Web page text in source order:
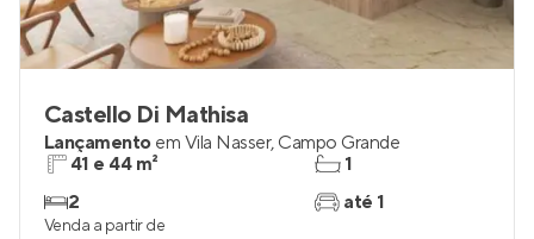
Castello Di Mathisa
Lançamento em Vila Nasser, Campo Grande
41 e 44 m²
2
1
até 1
Venda a partir de